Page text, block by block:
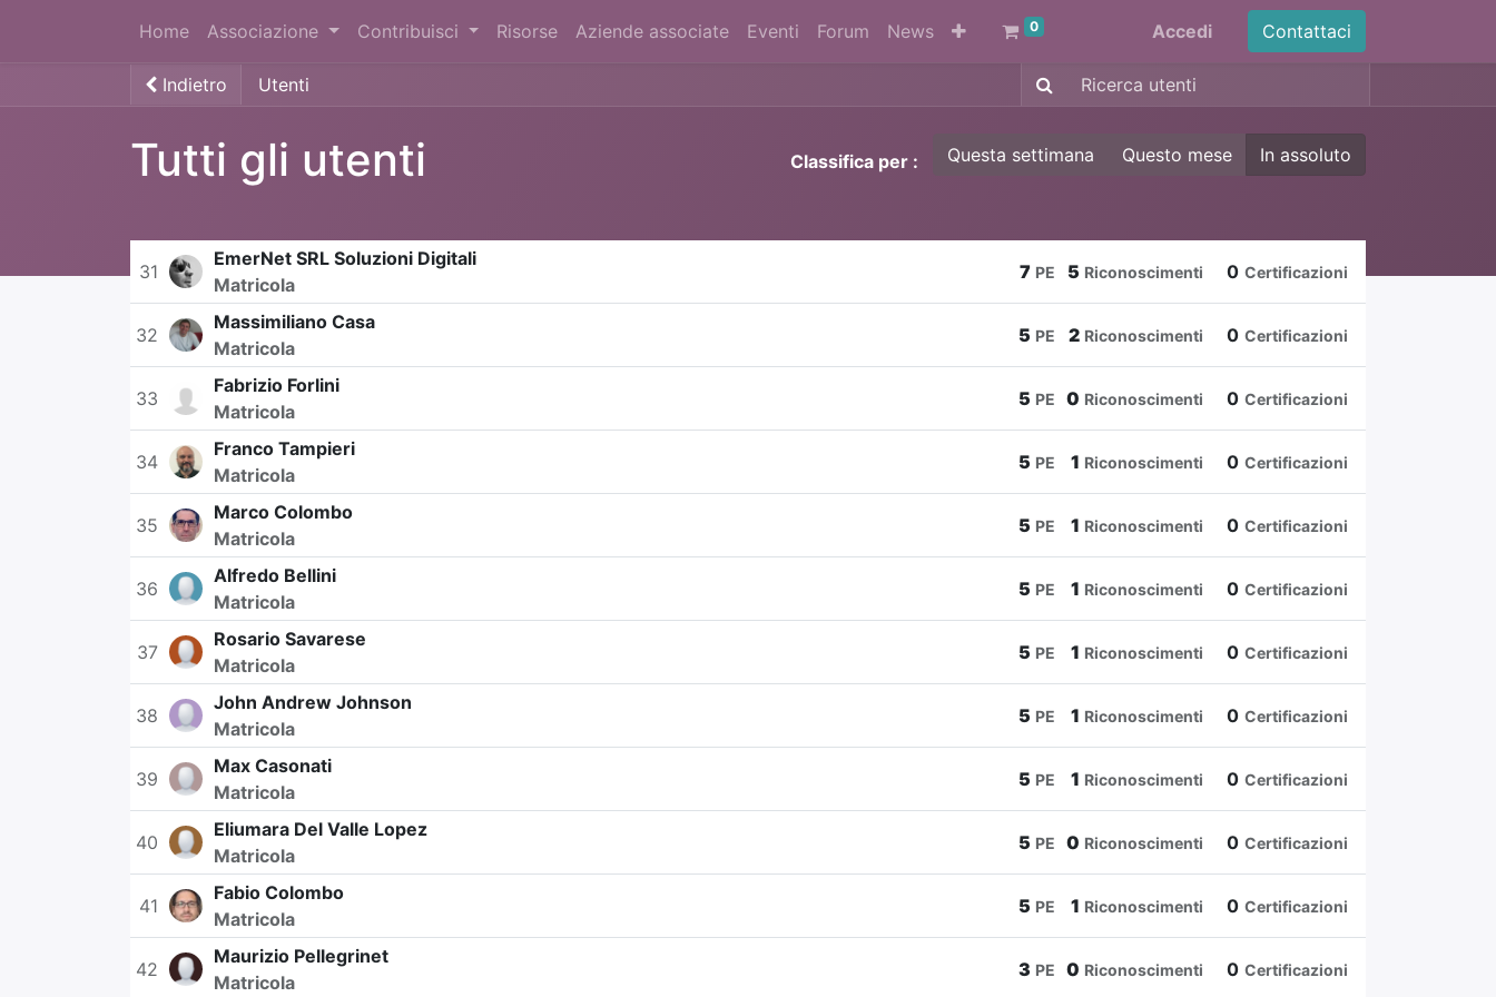
Home Associazione Contribuisci Risorse Aziende associate Eventi Forum News 0 Accedi Contattaci
Indietro Utenti
Tutti gli utenti Classifica per : Questa settimana Questo mese In assoluto
31
EmerNet SRL Soluzioni Digitali
Matricola
7 PE 5 Riconoscimenti 0 Certificazioni
32
Massimiliano Casa
Matricola
5 PE 2 Riconoscimenti 0 Certificazioni
33
Fabrizio Forlini
Matricola
5 PE 0 Riconoscimenti 0 Certificazioni
34
Franco Tampieri
Matricola
5 PE 1 Riconoscimenti 0 Certificazioni
35
Marco Colombo
Matricola
5 PE 1 Riconoscimenti 0 Certificazioni
36
Alfredo Bellini
Matricola
5 PE 1 Riconoscimenti 0 Certificazioni
37
Rosario Savarese
Matricola
5 PE 1 Riconoscimenti 0 Certificazioni
38
John Andrew Johnson
Matricola
5 PE 1 Riconoscimenti 0 Certificazioni
39
Max Casonati
Matricola
5 PE 1 Riconoscimenti 0 Certificazioni
40
Eliumara Del Valle Lopez
Matricola
5 PE 0 Riconoscimenti 0 Certificazioni
41
Fabio Colombo
Matricola
5 PE 1 Riconoscimenti 0 Certificazioni
42
Maurizio Pellegrinet
Matricola
3 PE 0 Riconoscimenti 0 Certificazioni